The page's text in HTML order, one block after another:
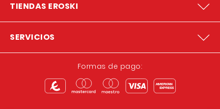
TIENDAS EROSKI
SERVICIOS
Formas de pago: